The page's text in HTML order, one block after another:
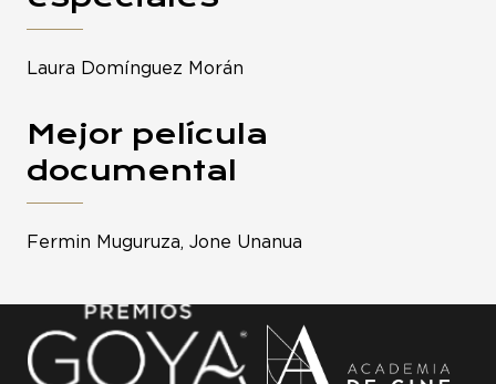
Laura Domínguez Morán
Mejor película
documental
Fermin Muguruza, Jone Unanua